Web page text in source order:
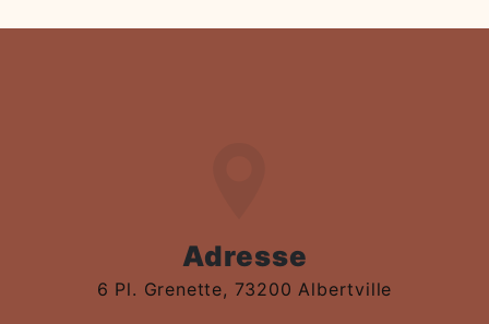
Adresse
6 Pl. Grenette, 73200 Albertville